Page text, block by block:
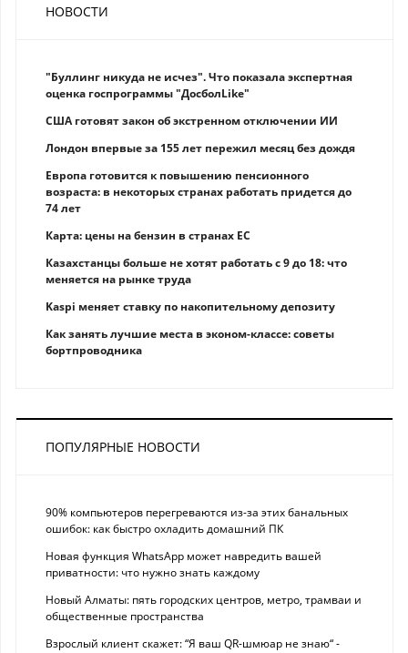
НОВОСТИ
"Буллинг никуда не исчез". Что показала экспертная
оценка госпрограммы "ДосболLike"
США готовят закон об экстренном отключении ИИ
Лондон впервые за 155 лет пережил месяц без дождя
Европа готовится к повышению пенсионного
возраста: в некоторых странах работать придется до
74 лет
Карта: цены на бензин в странах ЕС
Казахстанцы больше не хотят работать с 9 до 18: что
меняется на рынке труда
Kaspi меняет ставку по накопительному депозиту
Как занять лучшие места в эконом-классе: советы
бортпроводника
ПОПУЛЯРНЫЕ НОВОСТИ
90% компьютеров перегреваются из-за этих банальных
ошибок: как быстро охладить домашний ПК
Новая функция WhatsApp может навредить вашей
приватности: что нужно знать каждому
Новый Алматы: пять городских центров, метро, трамваи и
общественные пространства
Взрослый клиент скажет: “Я ваш QR-шмюар не знаю“ -